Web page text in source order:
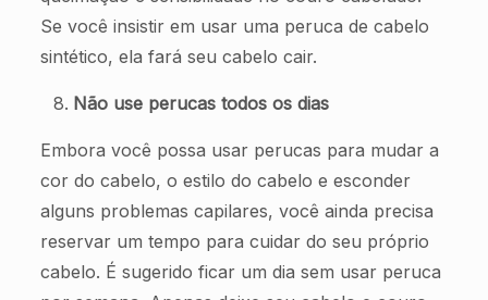
Se você insistir em usar uma peruca de cabelo
sintético, ela fará seu cabelo cair.
Não use perucas todos os dias
Embora você possa usar perucas para mudar a
cor do cabelo, o estilo do cabelo e esconder
alguns problemas capilares, você ainda precisa
reservar um tempo para cuidar do seu próprio
cabelo. É sugerido ficar um dia sem usar peruca